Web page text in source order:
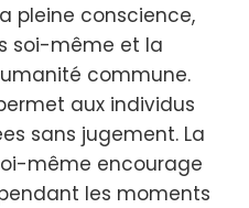
pleine conscience,
soi-même et la
commune.
aux individus
sans jugement. La
même encourage
les moments